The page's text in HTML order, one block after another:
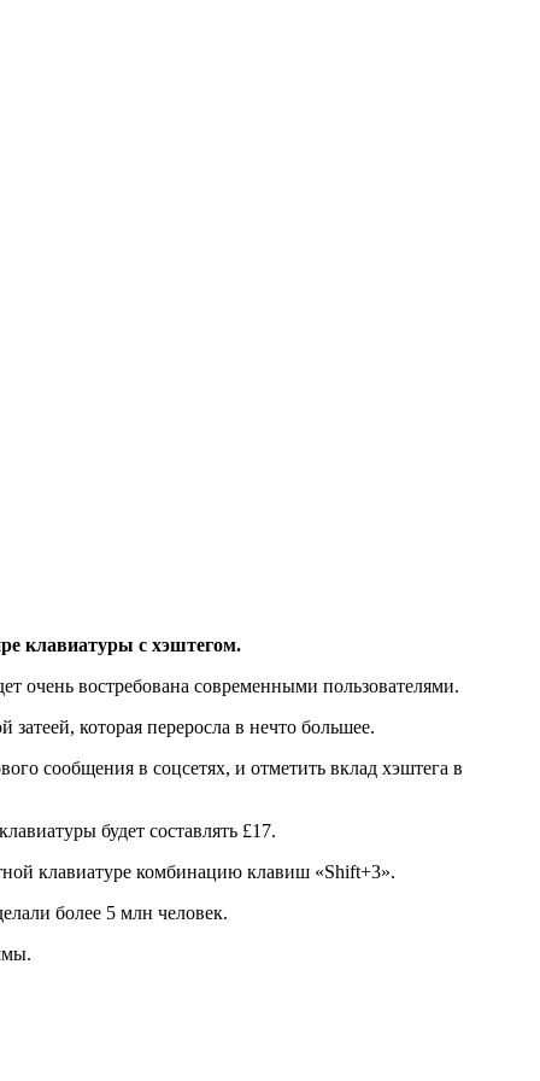
клавиатуры с хэштегом.
очень востребована современными пользователями.
которая переросла в нечто большее.
сообщения в соцсетях, и отметить вклад хэштега в
будет составлять £17.
клавиатуре комбинацию клавиш «Shift+3».
более 5 млн человек.